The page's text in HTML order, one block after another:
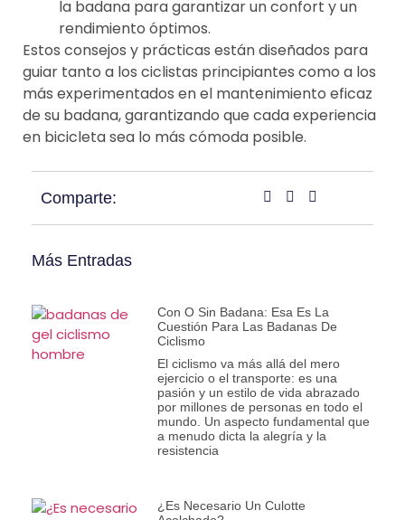
la badana para garantizar un confort y un
rendimiento óptimos.
Estos consejos y prácticas están diseñados para
guiar tanto a los ciclistas principiantes como a los
más experimentados en el mantenimiento eficaz
de su badana, garantizando que cada experiencia
en bicicleta sea lo más cómoda posible.
Comparte:
Más Entradas
Con O Sin Badana: Esa Es La
Cuestión Para Las Badanas De
Ciclismo
El ciclismo va más allá del mero
ejercicio o el transporte: es una
pasión y un estilo de vida abrazado
por millones de personas en todo el
mundo. Un aspecto fundamental que
a menudo dicta la alegría y la
resistencia
¿Es Necesario Un Culotte